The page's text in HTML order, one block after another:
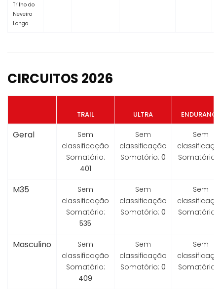
Trilho do
Neveiro
Longo
CIRCUITOS 2026
TRAIL ULTRA ENDURANCE
Geral
Sem
classificação
Somatório:
401
Sem
classificação
Somatório: 0
Sem
Somatório:
M35
Sem
classificação
Somatório:
535
Sem
classificação
Somatório: 0
Sem
Somatório:
Masculino
Sem
classificação
Somatório:
409
Sem
classificação
Somatório: 0
Sem
Somatório: